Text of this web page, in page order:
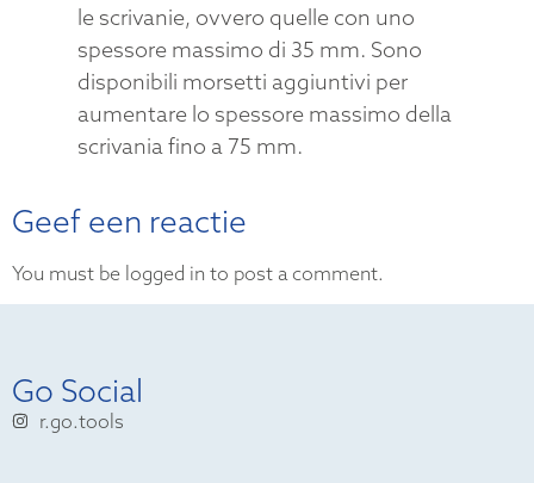
le scrivanie, ovvero quelle con uno
spessore massimo di 35 mm. Sono
disponibili morsetti aggiuntivi per
aumentare lo spessore massimo della
scrivania fino a 75 mm.
Geef een reactie
You must be logged in to post a comment.
Go Social
r.go.tools